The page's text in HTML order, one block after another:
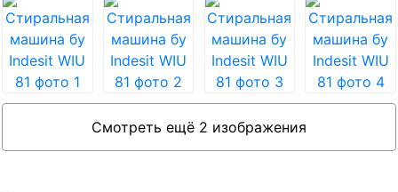
Смотреть ещё 2 изображения